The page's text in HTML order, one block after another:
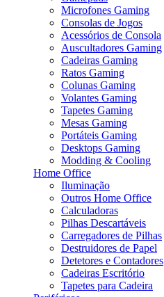
Microfones Gaming
Consolas de Jogos
Acessórios de Consola
Auscultadores Gaming
Cadeiras Gaming
Ratos Gaming
Colunas Gaming
Volantes Gaming
Tapetes Gaming
Mesas Gaming
Portáteis Gaming
Desktops Gaming
Modding & Cooling
Home Office
Iluminação
Outros Home Office
Calculadoras
Pilhas Descartáveis
Carregadores de Pilhas
Destruidores de Papel
Detetores e Contadores
Cadeiras Escritório
Tapetes para Cadeira